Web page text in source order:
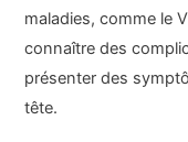
maladies, comme le
connaître des
présenter des
tête.